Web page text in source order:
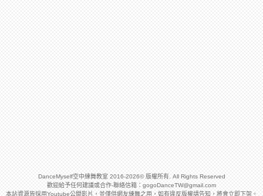
DanceMyself空中練舞教室 2016-2026© 版權所有. All Rights Reserved
歡迎給予任何建議或合作-聯絡信箱： gogoDanceTW@gmail.com
本站資源皆採用Youtube公開影片，並僅供網友練舞之用，如有違反版權請告知，將會立即下架。